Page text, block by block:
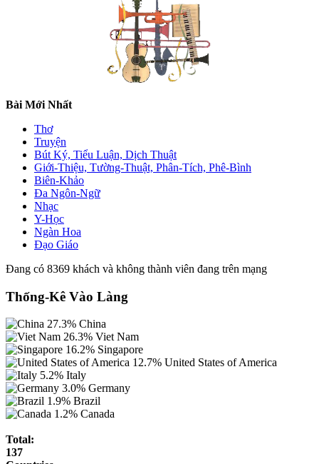
Bài Mới Nhất
Thơ
Truyện
Bút Ký, Tiểu Luận, Dịch Thuật
Giới-Thiệu, Tường-Thuật, Phân-Tích, Phê-Bình
Biên-Khảo
Đa Ngôn-Ngữ
Nhạc
Y-Học
Ngàn Hoa
Đạo Giáo
Đang có 8369 khách và không thành viên đang trên mạng
Thống-Kê Vào Làng
27.3% China
26.3% Viet Nam
16.2% Singapore
12.7% United States of America
5.2% Italy
3.0% Germany
1.9% Brazil
1.2% Canada
Total:
137